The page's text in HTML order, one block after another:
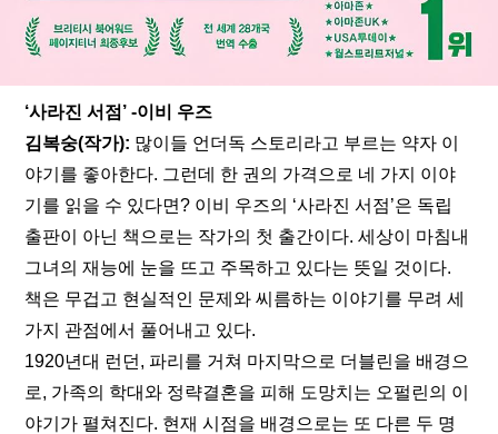
‘사라진 서점’ -이비 우즈
김복숭(작가): 많이들 언더독 스토리라고 부르는 약자 이
야기를 좋아한다. 그런데 한 권의 가격으로 네 가지 이야
기를 읽을 수 있다면? 이비 우즈의 ‘사라진 서점’은 독립
출판이 아닌 책으로는 작가의 첫 출간이다. 세상이 마침내
그녀의 재능에 눈을 뜨고 주목하고 있다는 뜻일 것이다.
책은 무겁고 현실적인 문제와 씨름하는 이야기를 무려 세
가지 관점에서 풀어내고 있다.
1920년대 런던, 파리를 거쳐 마지막으로 더블린을 배경으
로, 가족의 학대와 정략결혼을 피해 도망치는 오펄린의 이
야기가 펼쳐진다. 현재 시점을 배경으로는 또 다른 두 명